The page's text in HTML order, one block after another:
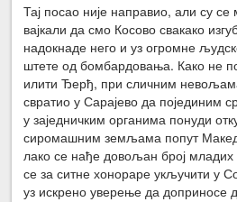
Тај посао није направио, али су се
вајкали да смо Косово свакако
надокнаде него и уз огромне
штете од бомбардовања. Како не
илити Ђерђ, при сличним
свратио у Сарајево да појединим
у заједничким органима понуди
сиромашним земљама попут
лако се нађе довољан број младих
се за ситне хонораре укључити у
уз искрено уверење да доприносе